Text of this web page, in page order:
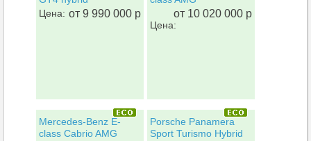
от 9 990 000 р
Цена: от 10 020 000 р
Цена:
Mercedes-Benz E-
class Cabrio AMG
Porsche Panamera
Sport Turismo Hybrid